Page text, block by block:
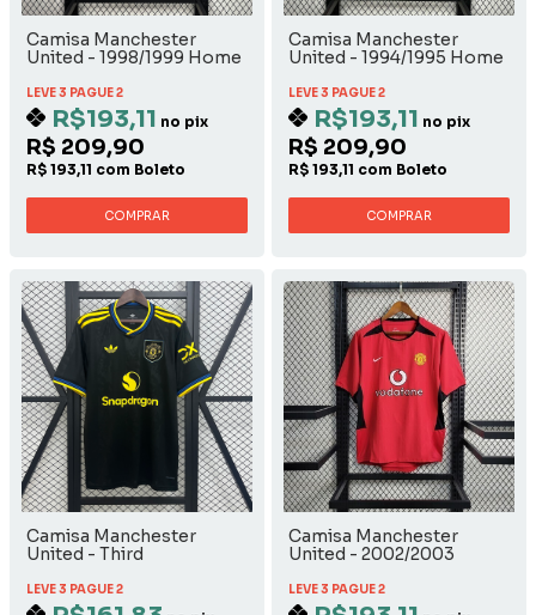
Camisa Manchester
United - 1998/1999 Home
LEVE 3 PAGUE 2
R$193,11 no pix
R$ 209,90
R$ 193,11 com Boleto
COMPRAR
Camisa Manchester
United - 1994/1995 Home
LEVE 3 PAGUE 2
R$193,11 no pix
R$ 209,90
R$ 193,11 com Boleto
COMPRAR
Camisa Manchester
United - Third
LEVE 3 PAGUE 2
Camisa Manchester
United - 2002/2003
LEVE 3 PAGUE 2